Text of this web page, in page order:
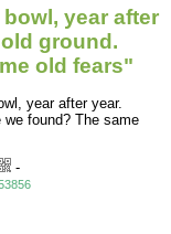
year after
ground.
old fears"
year after year.
we found? The same
-